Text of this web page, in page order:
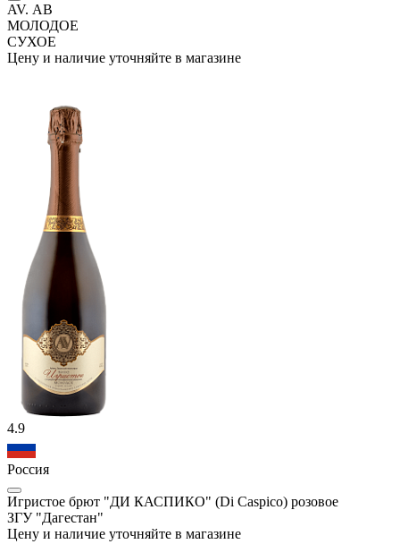
AV. АВ
МОЛОДОЕ
СУХОЕ
Цену и наличие уточняйте в магазине
4.9
Россия
Игристое брют "ДИ КАСПИКО" (Di Caspico) розовое
ЗГУ "Дагестан"
Цену и наличие уточняйте в магазине